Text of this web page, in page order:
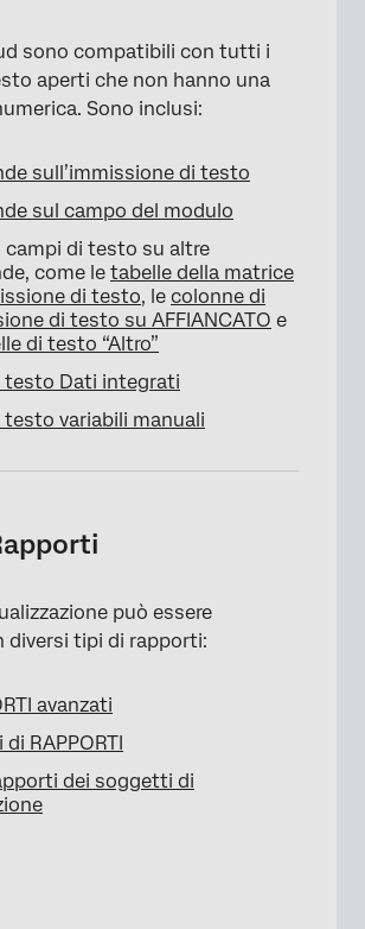
sono compatibili con tutti i
aperti che non hanno una
Sono inclusi:
sull’immissione di testo
sul campo del modulo
campi di testo su altre
come le tabelle della matrice
di testo, le colonne di
di testo su AFFIANCATO e
di testo “Altro”
testo Dati integrati
testo variabili manuali
può essere
diversi tipi di rapporti:
avanzati
di RAPPORTI
dei soggetti di